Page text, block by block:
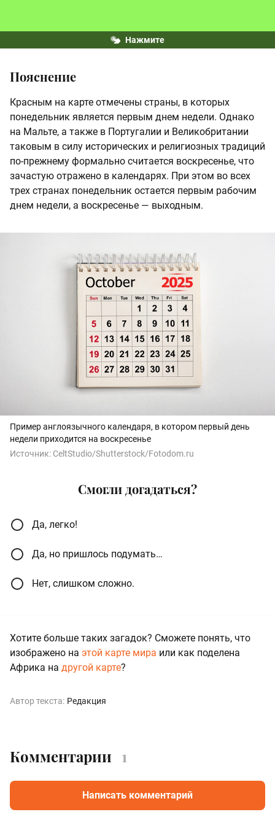
Нажмите
Пояснение
Красным на карте отмечены страны, в которых
понедельник является первым днем недели. Однако
на Мальте, а также в Португалии и Великобритании
таковым в силу исторических и религиозных традиций
по-прежнему формально считается воскресенье, что
зачастую отражено в календарях. При этом во всех
трех странах понедельник остается первым рабочим
днем недели, а воскресенье — выходным.
Пример англоязычного календаря, в котором первый день
недели приходится на воскресенье
Источник: CeltStudio/Shutterstock/Fotodom.ru
Смогли догадаться?
Да, легко!
Да, но пришлось подумать…
Нет, слишком сложно.
Хотите больше таких загадок? Сможете понять, что
изображено на этой карте мира или как поделена
Африка на другой карте?
Автор текста: Редакция
Комментарии 1
Написать комментарий